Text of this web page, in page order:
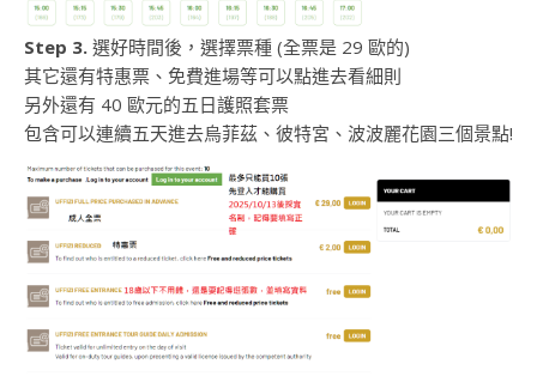
Step 3. 選好時間後，選擇票種 (全票是 29 歐的)
其它還有特惠票、免費進場等可以點進去看細則
另外還有 40 歐元的五日護照套票
包含可以連續五天進去烏菲茲、彼特宮、波波麗花園三個景點!